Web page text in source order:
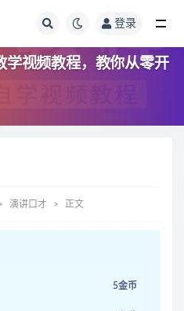
登录
学视频教程，教你从零开
演讲口才 正文
5金币